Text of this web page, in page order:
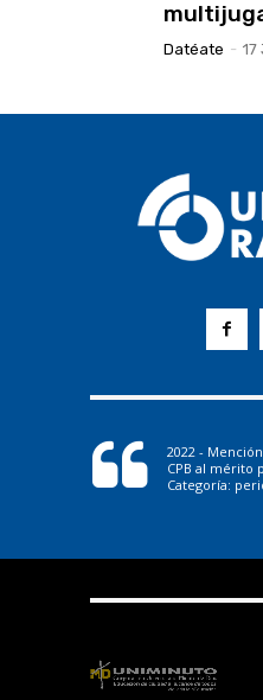
Datéate -
2022 -
CPB al mérito
Categoría: